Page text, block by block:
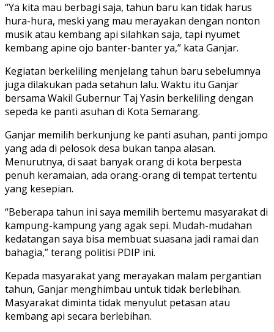
“Ya kita mau berbagi saja, tahun baru kan tidak harus
hura-hura, meski yang mau merayakan dengan nonton
musik atau kembang api silahkan saja, tapi nyumet
kembang apine ojo banter-banter ya,” kata Ganjar.
Kegiatan berkeliling menjelang tahun baru sebelumnya
juga dilakukan pada setahun lalu. Waktu itu Ganjar
bersama Wakil Gubernur Taj Yasin berkeliling dengan
sepeda ke panti asuhan di Kota Semarang.
Ganjar memilih berkunjung ke panti asuhan, panti jompo
yang ada di pelosok desa bukan tanpa alasan.
Menurutnya, di saat banyak orang di kota berpesta
penuh keramaian, ada orang-orang di tempat tertentu
yang kesepian.
“Beberapa tahun ini saya memilih bertemu masyarakat di
kampung-kampung yang agak sepi. Mudah-mudahan
kedatangan saya bisa membuat suasana jadi ramai dan
bahagia,” terang politisi PDIP ini.
Kepada masyarakat yang merayakan malam pergantian
tahun, Ganjar menghimbau untuk tidak berlebihan.
Masyarakat diminta tidak menyulut petasan atau
kembang api secara berlebihan.